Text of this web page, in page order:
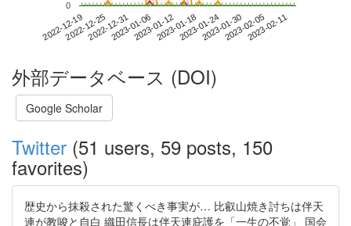
2022-12-192022-12-252022-12-312023-01-062023-01-122023-01-182023-01-242023-01-302023-02-052023-02-11
0
外部データベース (DOI)
Google Scholar
Twitter (51 users, 59 posts, 150
favorites)
歴史から抹殺された驚くべき事実が… 比叡山焼き討ちは伴天
連が教唆と自白 織田信長は伴天連庇護を「一生の不覚」 国会